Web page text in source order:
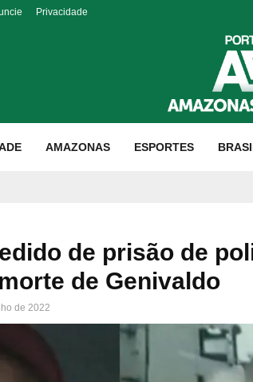
Privacidade
AMAZONAS ESPORTES
de prisão de
de Genivaldo
de 2022